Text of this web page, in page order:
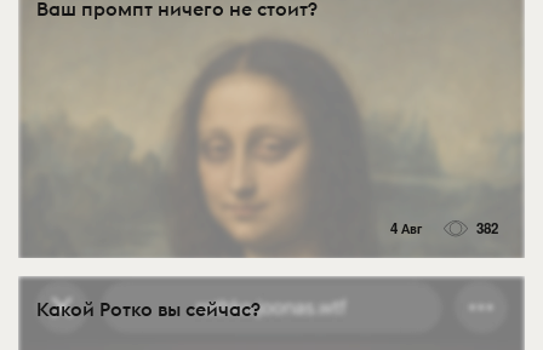
Ваш промпт ничего не стоит?
4 Авг 382
Какой Ротко вы сейчас?